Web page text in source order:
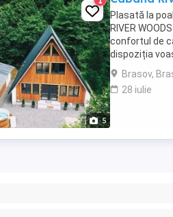
5
Plasată la
RIVER
confortul de
dispoziția
bucătărie
Brasov,
28 iulie